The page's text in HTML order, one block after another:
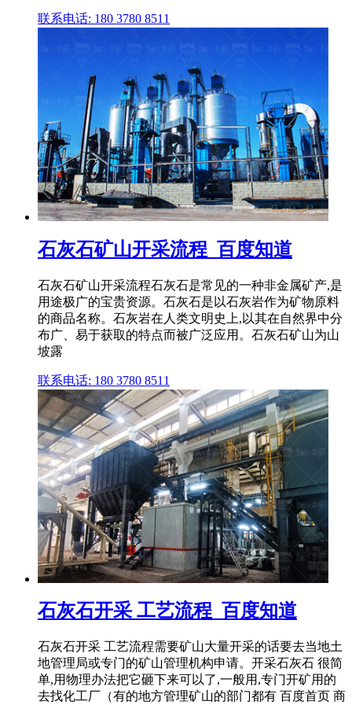
联系电话: 180 3780 8511
石灰石矿山开采流程_百度知道
石灰石矿山开采流程石灰石是常见的一种非金属矿产,是
用途极广的宝贵资源。石灰石是以石灰岩作为矿物原料
的商品名称。石灰岩在人类文明史上,以其在自然界中分
布广、易于获取的特点而被广泛应用。石灰石矿山为山
坡露
联系电话: 180 3780 8511
石灰石开采 工艺流程_百度知道
石灰石开采 工艺流程需要矿山大量开采的话要去当地土
地管理局或专门的矿山管理机构申请。开采石灰石 很简
单,用物理办法把它砸下来可以了,一般用,专门开矿用的
去找化工厂（有的地方管理矿山的部门都有 百度首页 商